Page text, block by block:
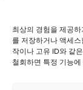
최상의 경험을 제공
를 저장하거나 액세
작이나 고유 ID와 같
철회하면 특정 기능